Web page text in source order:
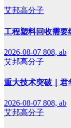
艾邦高分子
工程塑料回收需要
2026-08-07 808, ab
艾邦高分子
重大技术突破｜
2026-08-07 808, ab
艾邦高分子